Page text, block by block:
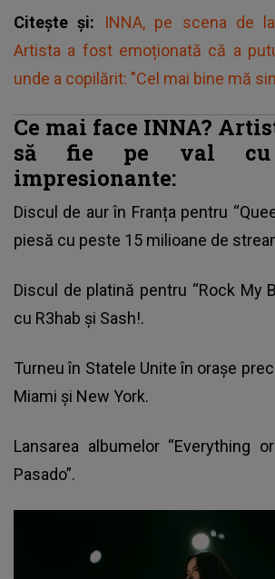
Citește și:
INNA, pe scena de
Artista a fost emoționată că a
unde a copilărit: "Cel mai bine mă
Ce mai face INNA?
să fie pe val cu
impresionante:
Discul de aur în Franța pentru
piesă cu peste 15 milioane de
Discul de platină pentru “Rock My
cu R3hab și Sash!.
Turneu în Statele Unite în orașe
Miami și New York.
Lansarea albumelor “Everything
Pasado”.